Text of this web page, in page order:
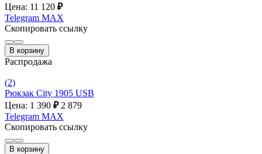
Цена: 11 120 ₽
Telegram MAX
Скопировать ссылку
В корзину
Распродажа
(2)
Рюкзак City 1905 USB
Цена: 1 390 ₽ 2 879
Telegram MAX
Скопировать ссылку
В корзину